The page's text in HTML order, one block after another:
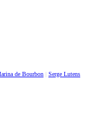
de Bourbon Serge Lutens